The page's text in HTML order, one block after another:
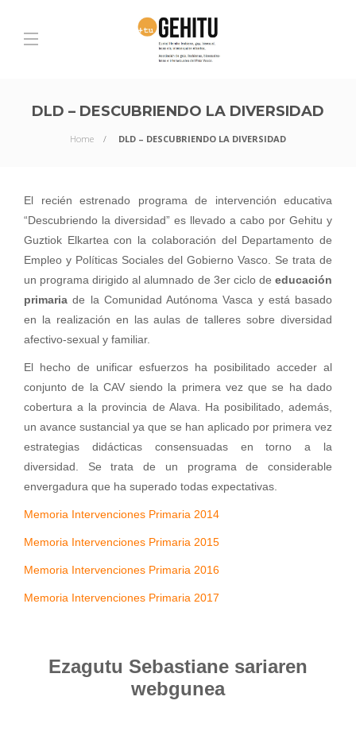
DLD – DESCUBRIENDO LA DIVERSIDAD
Home DLD – DESCUBRIENDO LA DIVERSIDAD
El recién estrenado programa de intervención educativa
“Descubriendo la diversidad” es llevado a cabo por Gehitu y
Guztiok Elkartea con la colaboración del Departamento de
Empleo y Políticas Sociales del Gobierno Vasco. Se trata de
un programa dirigido al alumnado de 3er ciclo de educación
primaria de la Comunidad Autónoma Vasca y está basado
en la realización en las aulas de talleres sobre diversidad
afectivo-sexual y familiar.
El hecho de unificar esfuerzos ha posibilitado acceder al
conjunto de la CAV siendo la primera vez que se ha dado
cobertura a la provincia de Alava. Ha posibilitado, además,
un avance sustancial ya que se han aplicado por primera vez
estrategias didácticas consensuadas en torno a la
diversidad. Se trata de un programa de considerable
envergadura que ha superado todas expectativas.
Memoria Intervenciones Primaria 2014
Memoria Intervenciones Primaria 2015
Memoria Intervenciones Primaria 2016
Memoria Intervenciones Primaria 2017
Ezagutu Sebastiane sariaren
webgunea